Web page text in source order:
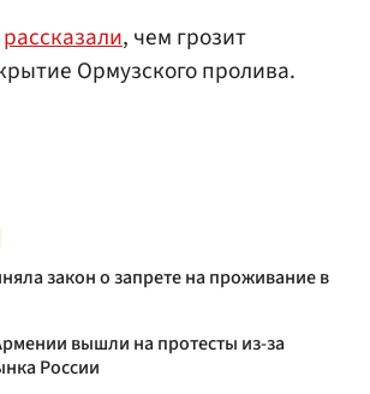
рассказали, чем грозит
Ормузского пролива.
закон о запрете на проживание в
вышли на протесты из-за
России